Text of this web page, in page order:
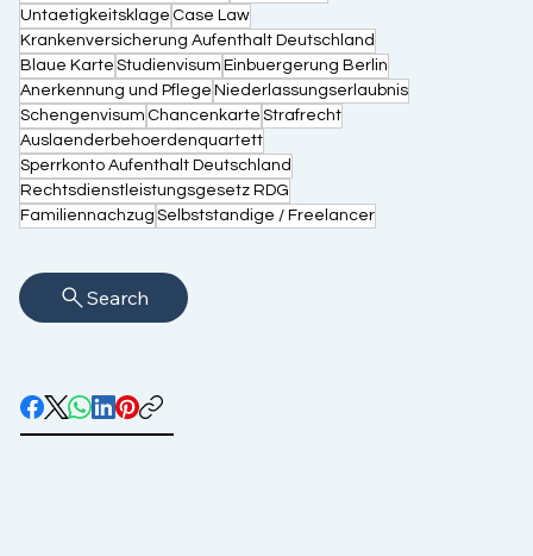
Untaetigkeitsklage Case Law
Krankenversicherung Aufenthalt Deutschland
Blaue Karte Studienvisum Einbuergerung Berlin
Anerkennung und Pflege Niederlassungserlaubnis
Schengenvisum Chancenkarte Strafrecht
Auslaenderbehoerdenquartett
Sperrkonto Aufenthalt Deutschland
Rechtsdienstleistungsgesetz RDG
Familiennachzug Selbststandige / Freelancer
Search